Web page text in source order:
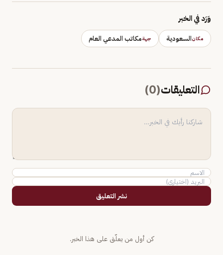
وَرَد في الخبر
مكانالسعودية جهةمكاتب المدعي العام
التعليقات(
0
)
نشر التعليق
كن أول من يعلّق على هذا الخبر.